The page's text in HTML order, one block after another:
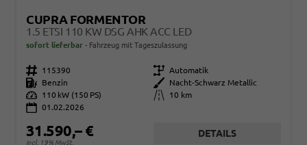
CUPRA FORMENTOR
1.5 ETSI 110 KW DSG AHK ACC LED
sofort lieferbar Fahrzeug mit Tageszulassung
Fahrzeugnr. 115390 Getriebe Automatik
Kraftstoff
Benzin Außenfarbe
Nacht-Schwarz Metallic
Leistung
110 kW (150 PS) Kilometerstand
10 km
01.02.2026
31.590,– €
incl. 19% MwSt.
DETAILS